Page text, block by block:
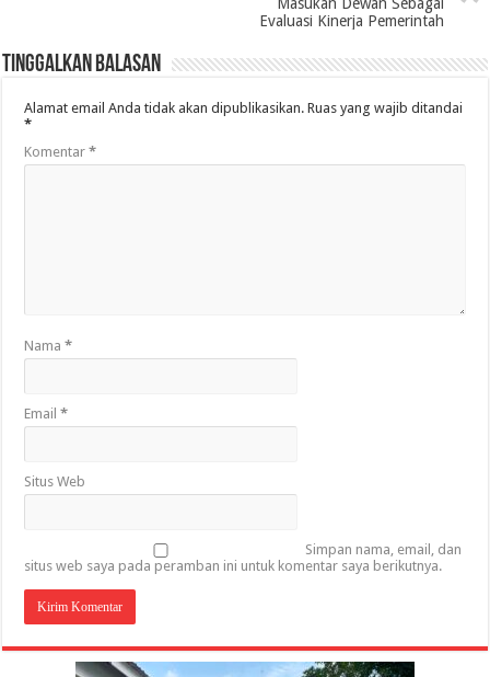
Evaluasi Kinerja Pemerintah
Tinggalkan Balasan
Alamat email Anda tidak akan dipublikasikan. Ruas yang wajib ditandai
*
Komentar*
Nama*
Email*
Situs Web
Simpan nama, email, dan
situs web saya pada peramban ini untuk komentar saya berikutnya.